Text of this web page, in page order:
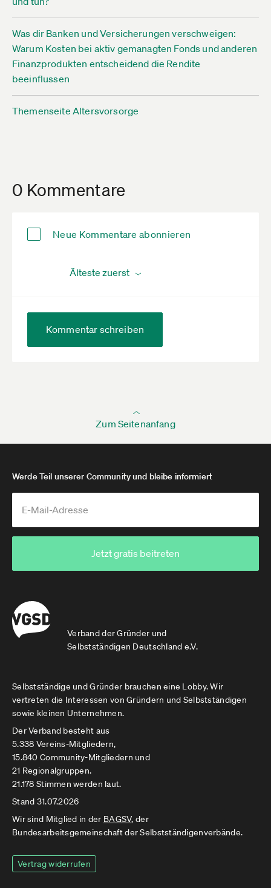
Was dir Banken und Versicherungen verschweigen:
Warum Kosten bei aktiv gemanagten Fonds und anderen
Finanzprodukten entscheidend die Rendite
beeinflussen
Themenseite Altersvorsorge
0 Kommentare
Neue Kommentare abonnieren
Kommentar schreiben
Zum Seitenanfang
Verband der Gründer und
Selbstständigen Deutschland e.V.
Werde Teil unserer Community und bleibe informiert
Jetzt gratis beitreten
Selbstständige und Gründer brauchen eine Lobby. Wir
vertreten die Interessen von Gründern und Selbstständigen
sowie kleinen Unternehmen.
Der Verband besteht aus
5.338 Vereins-Mitgliedern,
15.840 Community-Mitgliedern und
21 Regionalgruppen.
21.178 Stimmen werden laut.
Stand 31.07.2026
Wir sind Mitglied in der BAGSV, der
Bundesarbeitsgemeinschaft der Selbstständigenverbände.
Vertrag widerrufen